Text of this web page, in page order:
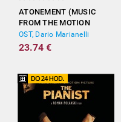
ATONEMENT (MUSIC
FROM THE MOTION
PICTURE)
OST, Dario Marianelli
23.74 €